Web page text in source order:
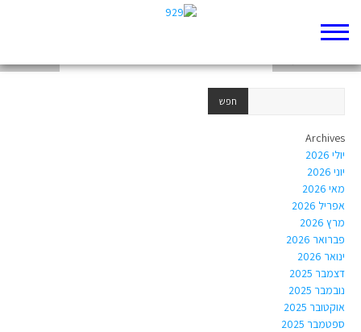
Archives
יולי 2026
יוני 2026
מאי 2026
אפריל 2026
מרץ 2026
פברואר 2026
ינואר 2026
דצמבר 2025
נובמבר 2025
אוקטובר 2025
ספטמבר 2025